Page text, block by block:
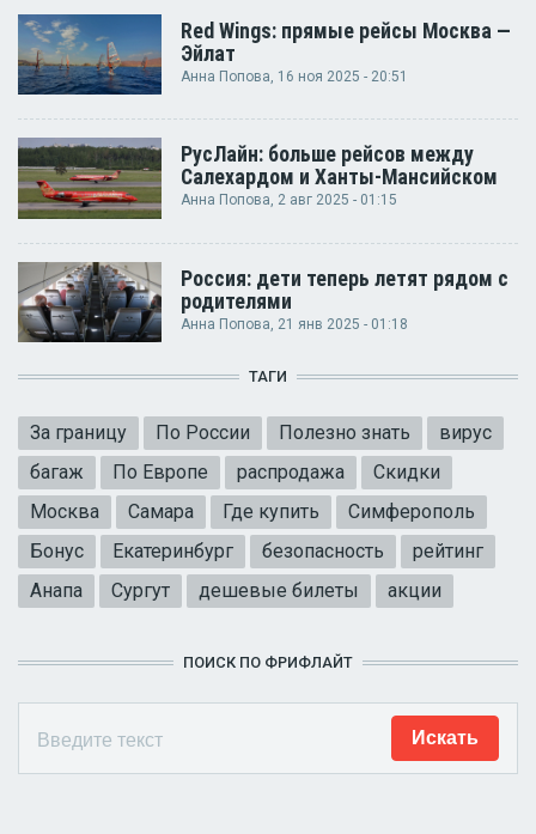
Red Wings: прямые рейсы Москва —
Эйлат
Анна Попова, 16 ноя 2025 - 20:51
РусЛайн: больше рейсов между
Салехардом и Ханты-Мансийском
Анна Попова, 2 авг 2025 - 01:15
Россия: дети теперь летят рядом с
родителями
Анна Попова, 21 янв 2025 - 01:18
ТАГИ
За границу По России Полезно знать
вирус
багаж
По Европе распродажа
Скидки
Москва
Самара Где купить
Симферополь
Бонус
Екатеринбург безопасность
рейтинг
Анапа
Сургут дешевые билеты акции
ПОИСК ПО ФРИФЛАЙТ